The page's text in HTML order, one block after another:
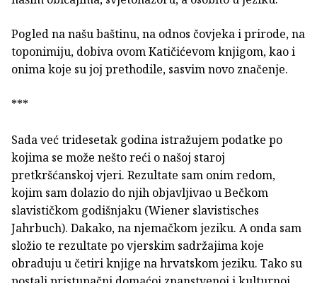
Pogled na našu baštinu, na odnos čovjeka i prirode, na
toponimiju, dobiva ovom Katičićevom knjigom, kao i
onima koje su joj prethodile, sasvim novo značenje.
***
Sada već tridesetak godina istražujem podatke po
kojima se može nešto reći o našoj staroj
pretkršćanskoj vjeri. Rezultate sam onim redom,
kojim sam dolazio do njih objavljivao u Bečkom
slavističkom godišnjaku (Wiener slavistisches
Jahrbuch). Dakako, na njemačkom jeziku. A onda sam
složio te rezultate po vjerskim sadržajima koje
obraduju u četiri knjige na hrvatskom jeziku. Tako su